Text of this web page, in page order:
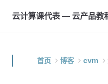
Skip to content
云计算课代表 — 云产品教
首页 博客 cvm